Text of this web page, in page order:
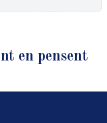
en pensent